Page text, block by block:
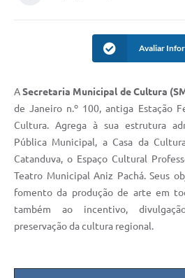
Avaliar
ASecretaria Municipal de Cultura
de Janeiro n.º 100, antiga Estação
Cultura. Agrega à sua estrutura
Pública Municipal, a Casa da
Catanduva, o Espaço Cultural
Teatro Municipal Aniz Pachá. Seus
fomento da produção de arte em
também ao incentivo,
preservação da cultura regional.